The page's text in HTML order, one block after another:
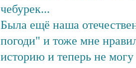
чебурек...
Была ещё наша
погоди" и тоже мне
историю и теперь не